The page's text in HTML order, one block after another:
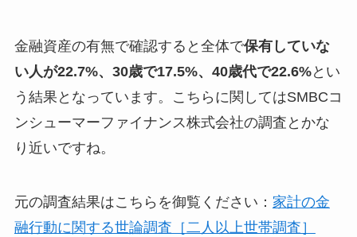
金融資産の有無で確認すると全体で保有していな
い人が22.7%、30歳で17.5%、40歳代で22.6%とい
う結果となっています。こちらに関してはSMBCコ
ンシューマーファイナンス株式会社の調査とかな
り近いですね。
元の調査結果はこちらを御覧ください： 家計の金
融行動に関する世論調査［二人以上世帯調査］